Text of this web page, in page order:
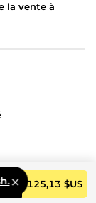
125,13 $US
la vente à